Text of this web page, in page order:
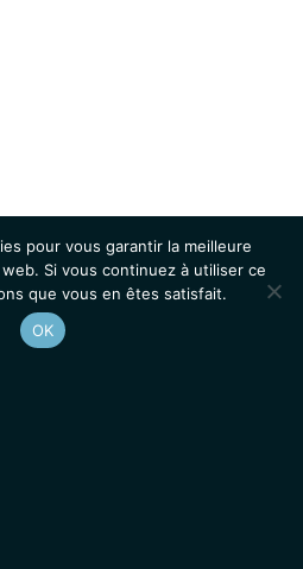
pour vous garantir la meilleure
Si vous continuez à utiliser ce
que vous en êtes satisfait.
OK